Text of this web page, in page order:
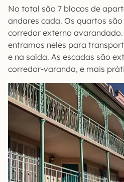
No total são 7 blocos de
andares cada. Os quartos
corredor externo
entramos neles para
e na saída. As escadas são
corredor-varanda, e mais